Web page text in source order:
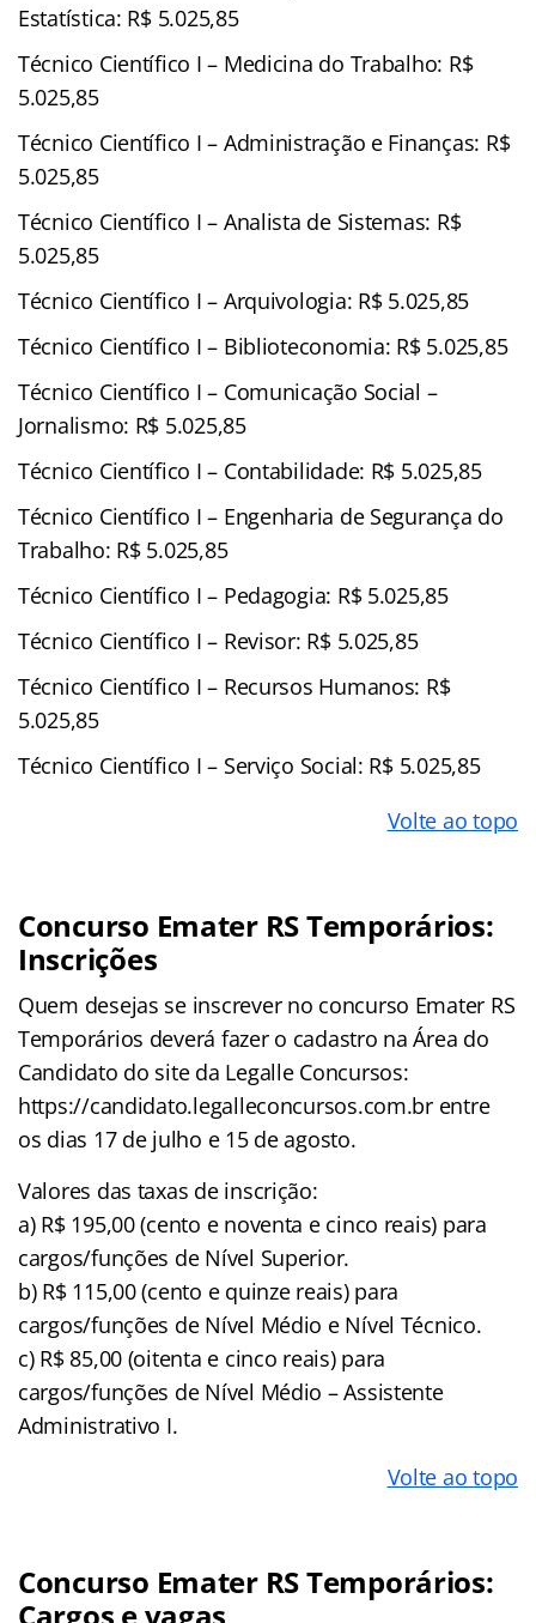
Estatística: R$ 5.025,85
Técnico Científico I – Medicina do Trabalho: R$
5.025,85
Técnico Científico I – Administração e Finanças: R$
5.025,85
Técnico Científico I – Analista de Sistemas: R$
5.025,85
Técnico Científico I – Arquivologia: R$ 5.025,85
Técnico Científico I – Biblioteconomia: R$ 5.025,85
Técnico Científico I – Comunicação Social –
Jornalismo: R$ 5.025,85
Técnico Científico I – Contabilidade: R$ 5.025,85
Técnico Científico I – Engenharia de Segurança do
Trabalho: R$ 5.025,85
Técnico Científico I – Pedagogia: R$ 5.025,85
Técnico Científico I – Revisor: R$ 5.025,85
Técnico Científico I – Recursos Humanos: R$
5.025,85
Técnico Científico I – Serviço Social: R$ 5.025,85
Volte ao topo
Concurso Emater RS Temporários:
Inscrições
Quem desejas se inscrever no concurso Emater RS
Temporários deverá fazer o cadastro na Área do
Candidato do site da Legalle Concursos:
https://candidato.legalleconcursos.com.br entre
os dias 17 de julho e 15 de agosto.
Valores das taxas de inscrição:
a) R$ 195,00 (cento e noventa e cinco reais) para
cargos/funções de Nível Superior.
b) R$ 115,00 (cento e quinze reais) para
cargos/funções de Nível Médio e Nível Técnico.
c) R$ 85,00 (oitenta e cinco reais) para
cargos/funções de Nível Médio – Assistente
Administrativo I.
Volte ao topo
Concurso Emater RS Temporários: